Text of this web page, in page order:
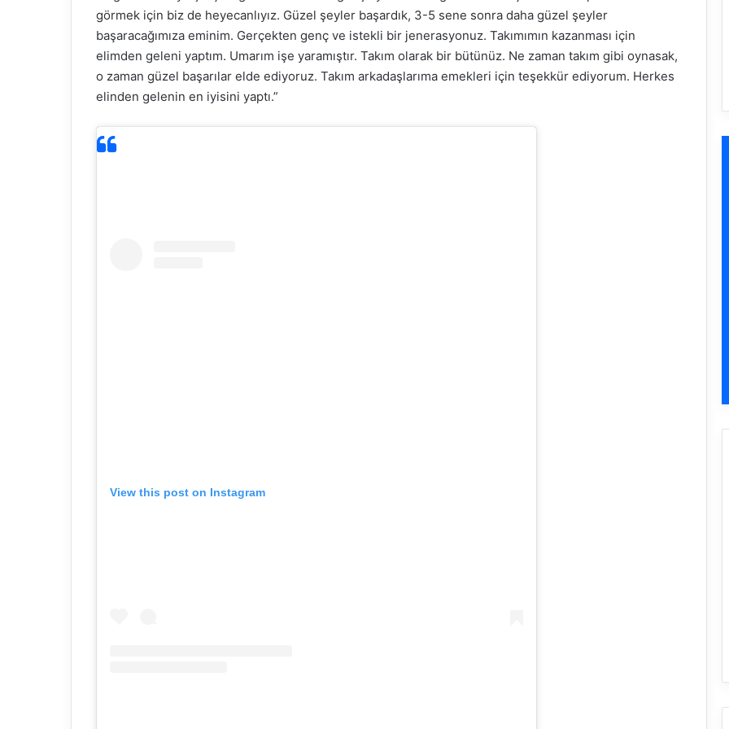
görmek için biz de heyecanlıyız. Güzel şeyler başardık, 3-5 sene sonra daha güzel şeyler
başaracağımıza eminim. Gerçekten genç ve istekli bir jenerasyonuz. Takımımın kazanması için
elimden geleni yaptım. Umarım işe yaramıştır. Takım olarak bir bütünüz. Ne zaman takım gibi oynasak,
o zaman güzel başarılar elde ediyoruz. Takım arkadaşlarıma emekleri için teşekkür ediyorum. Herkes
elinden gelenin en iyisini yaptı.”
View this post on Instagram